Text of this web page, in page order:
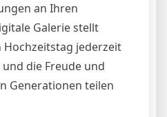
an Ihren
Galerie stellt
Hochzeitstag jederzeit
die Freude und
Generationen teilen